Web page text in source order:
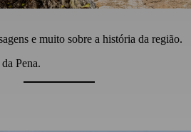
e muito sobre a história da região.
Pena.